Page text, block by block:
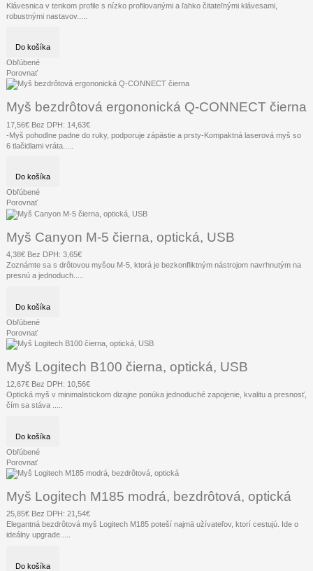
Klávesnica v tenkom profile s nízko profilovanými a ľahko čitateľnými klávesami,
robustnými nastavov.....
Do košíka
Obľúbené
Porovnať
Myš bezdrôtová ergononická Q-CONNECT čierna
17,56€ Bez DPH: 14,63€
-Myš pohodlne padne do ruky, podporuje zápästie a prsty-Kompaktná laserová myš so
6 tlačidlami vráta.....
Do košíka
Obľúbené
Porovnať
Myš Canyon M-5 čierna, optická, USB
4,38€ Bez DPH: 3,65€
Zoznámte sa s drôtovou myšou M-5, ktorá je bezkonfliktným nástrojom navrhnutým na
presnú a jednoduch.....
Do košíka
Obľúbené
Porovnať
Myš Logitech B100 čierna, optická, USB
12,67€ Bez DPH: 10,56€
Optická myš v minimalistickom dizajne ponúka jednoduché zapojenie, kvalitu a presnosť,
čím sa stáva .....
Do košíka
Obľúbené
Porovnať
Myš Logitech M185 modrá, bezdrôtová, optická
25,85€ Bez DPH: 21,54€
Elegantná bezdrôtová myš Logitech M185 poteší najmä užívateľov, ktorí cestujú. Ide o
ideálny upgrade.....
Do košíka